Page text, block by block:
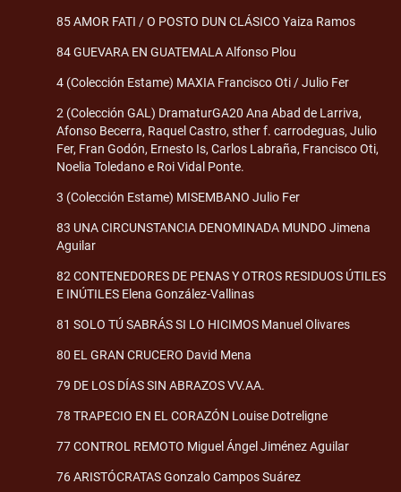
85 AMOR FATI / O POSTO DUN CLÁSICO Yaiza Ramos
84 GUEVARA EN GUATEMALA Alfonso Plou
4 (Colección Estame) MAXIA Francisco Oti / Julio Fer
2 (Colección GAL) DramaturGA20 Ana Abad de Larriva,
Afonso Becerra, Raquel Castro, sther f. carrodeguas, Julio
Fer, Fran Godón, Ernesto Is, Carlos Labraña, Francisco Oti,
Noelia Toledano e Roi Vidal Ponte.
3 (Colección Estame) MISEMBANO Julio Fer
83 UNA CIRCUNSTANCIA DENOMINADA MUNDO Jimena
Aguilar
82 CONTENEDORES DE PENAS Y OTROS RESIDUOS ÚTILES
E INÚTILES Elena González-Vallinas
81 SOLO TÚ SABRÁS SI LO HICIMOS Manuel Olivares
80 EL GRAN CRUCERO David Mena
79 DE LOS DÍAS SIN ABRAZOS VV.AA.
78 TRAPECIO EN EL CORAZÓN Louise Dotreligne
77 CONTROL REMOTO Miguel Ángel Jiménez Aguilar
76 ARISTÓCRATAS Gonzalo Campos Suárez